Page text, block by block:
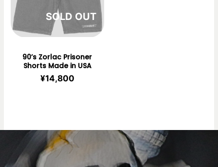
90’s Zorlac Prisoner
Shorts Made in USA
¥14,800